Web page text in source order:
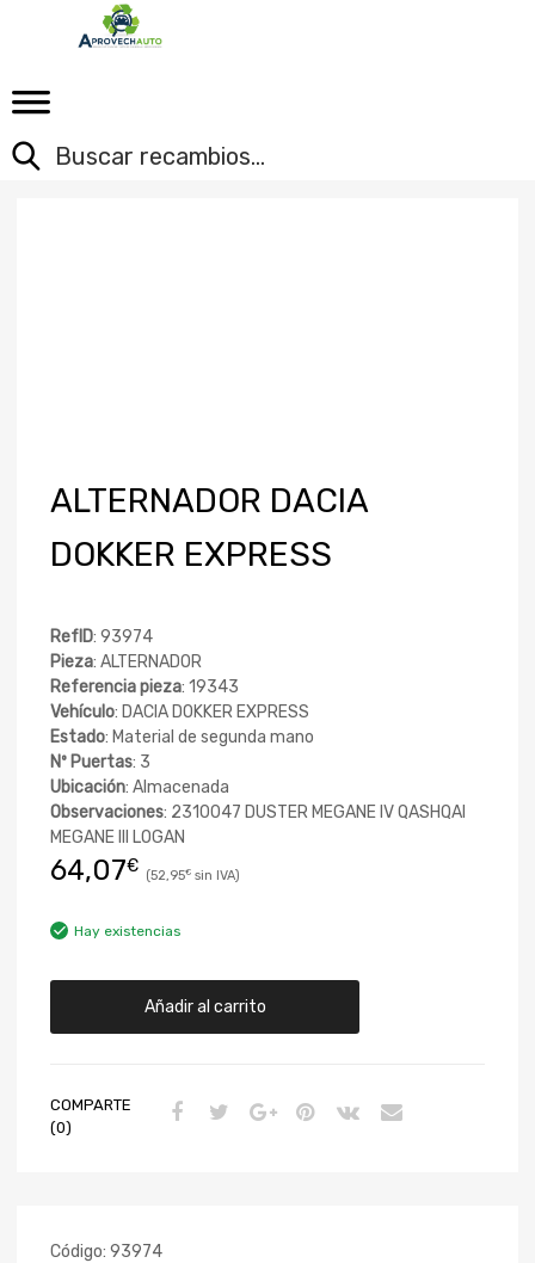
ALTERNADOR DACIA
DOKKER EXPRESS
RefID: 93974
Pieza: ALTERNADOR
Referencia pieza: 19343
Vehículo: DACIA DOKKER EXPRESS
Estado: Material de segunda mano
Nº Puertas: 3
Ubicación: Almacenada
Observaciones: 2310047 DUSTER MEGANE IV QASHQAI
MEGANE III LOGAN
64,07€ 52,95€
Hay existencias
Añadir al carrito
COMPARTE
(0)
Código: 93974